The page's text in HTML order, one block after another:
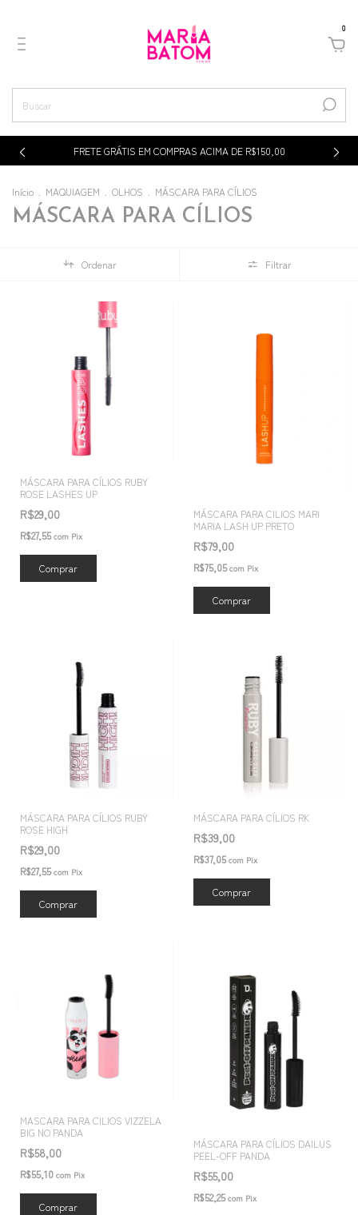
0
FRETE GRÁTIS EM COMPRAS ACIMA DE R$150,00
Início MAQUIAGEM OLHOS MÁSCARA PARA CÍLIOS
MÁSCARA PARA CÍLIOS
Ordenar Filtrar
MÁSCARA PARA CÍLIOS RUBY
ROSE LASHES UP
R$29,00
R$27,55com Pix
MÁSCARA PARA CILIOS MARI
MARIA LASH UP PRETO
R$79,00
R$75,05com Pix
MÁSCARA PARA CÍLIOS RUBY
ROSE HIGH
R$29,00
R$27,55com Pix
MÁSCARA PARA CÍLIOS RK
R$39,00
R$37,05com Pix
Comprar
MASCARA PARA CILIOS VIZZELA
BIG NO PANDA
R$58,00
R$55,10 com Pix
Comprar
MÁSCARA PARA CÍLIOS DAILUS
PEEL-OFF PANDA
R$55,00
R$52,25com Pix